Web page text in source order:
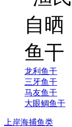
龙利鱼干
三牙鱼干
马友鱼干
大眼鲷鱼干
上岸海捕鱼类